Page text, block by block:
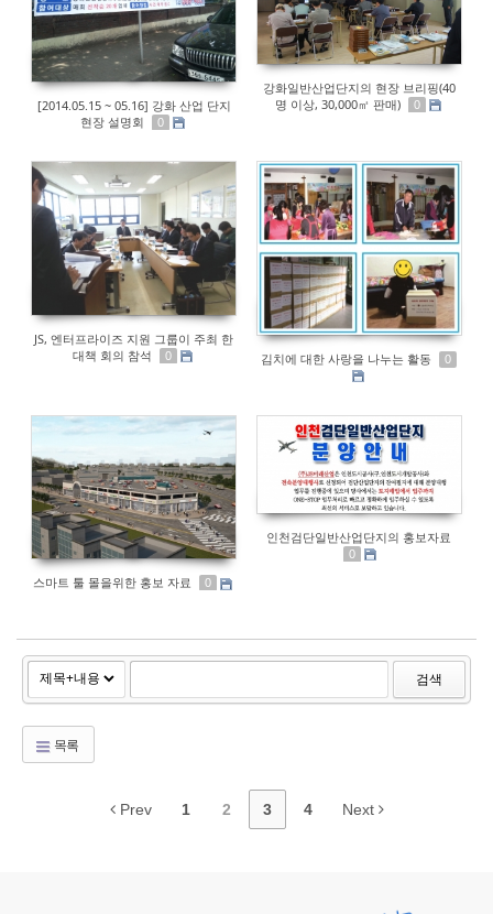
[2014.05.15 ~ 05.16] 강화 산업 단지
현장 설명회
0
강화일반산업단지의 현장 브리핑(40
명 이상, 30,000㎡ 판매)
0
JS, 엔터프라이즈 지원 그룹이 주최 한
대책 회의 참석
0 김치에 대한 사랑을 나누는 활동 0
스마트 툴 몰을위한 홍보 자료 0
인천검단일반산업단지의 홍보자료
0
검색
목록
Prev 1 2 3 4 Next